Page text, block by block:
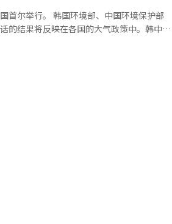
中国环境保护部
的结果将反映在各国的大气政策中。韩中日